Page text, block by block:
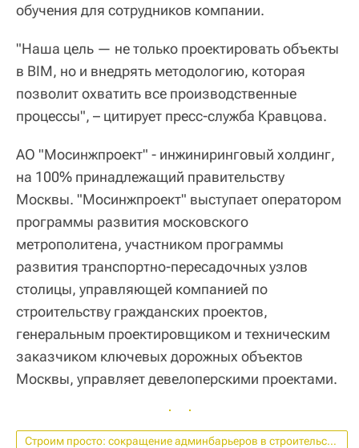
обучения для сотрудников компании.
"Наша цель — не только проектировать объекты
в BIM, но и внедрять методологию, которая
позволит охватить все производственные
процессы", – цитирует пресс-служба Кравцова.
АО "Мосинжпроект" - инжиниринговый холдинг,
на 100% принадлежащий правительству
Москвы. "Мосинжпроект" выступает оператором
программы развития московского
метрополитена, участником программы
развития транспортно-пересадочных узлов
столицы, управляющей компанией по
строительству гражданских проектов,
генеральным проектировщиком и техническим
заказчиком ключевых дорожных объектов
Москвы, управляет девелоперскими проектами.
Строим просто: сокращение админбарьеров в строительстве